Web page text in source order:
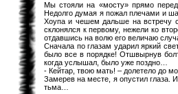
Мы стояли на «мосту» прямо
Недолго думая я пожал плечами и
Хоупа и чешем дальше на встречу
склонялся к первому, нежели ко
отдавшись на волю его величаю
Сначала по глазам ударил яркий
было все в порядке! Отшвырнув
когда услышал, было уже поздно…
- Кейтар, твою мать! – долетело до
Замерев на месте, я опустил глаза.
тьма…